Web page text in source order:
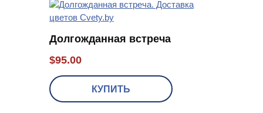
Долгожданная встреча
$95.00
КУПИТЬ